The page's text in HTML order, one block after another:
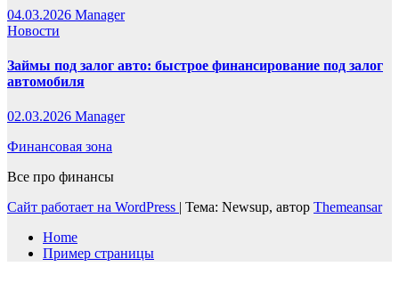
04.03.2026 Manager
Новости
Займы под залог авто: быстрое финансирование под залог
автомобиля
02.03.2026 Manager
Финансовая зона
Все про финансы
Сайт работает на WordPress | Тема: Newsup, автор Themeansar
Home
Пример страницы